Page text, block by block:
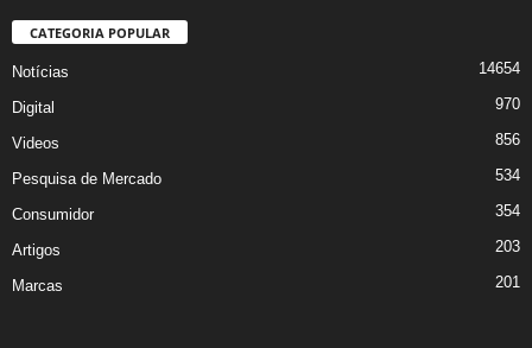
CATEGORIA POPULAR
Notícias 14654
Digital 970
Videos 856
Pesquisa de Mercado 534
Consumidor 354
Artigos 203
Marcas 201